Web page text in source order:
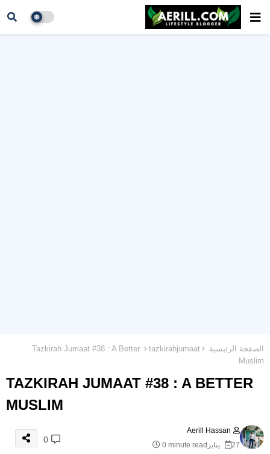
الصفحة الرئيسية tazkirahjumaat
Tazkirah Jumaat #38 : A Better
Muslim
TAZKIRAH JUMAAT #38 : A BETTER
MUSLIM
Aerill Hassan
27 يناير
0 minute read
0